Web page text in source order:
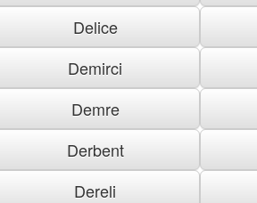
Delice
Demirci
Demre
Derbent
Dereli